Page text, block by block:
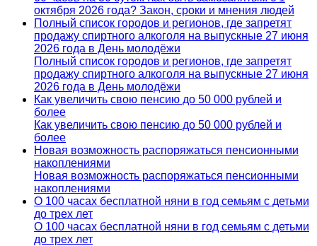
октября 2026 года? Закон, сроки и мнения людей
Полный список городов и регионов, где запретят
продажу спиртного алкоголя на выпускные 27 июня
2026 года в День молодёжи
Полный список городов и регионов, где запретят
продажу спиртного алкоголя на выпускные 27 июня
2026 года в День молодёжи
Как увеличить свою пенсию до 50 000 рублей и
более
Как увеличить свою пенсию до 50 000 рублей и
более
Новая возможность распоряжаться пенсионными
накоплениями
Новая возможность распоряжаться пенсионными
накоплениями
О 100 часах бесплатной няни в год семьям с детьми
до трех лет
О 100 часах бесплатной няни в год семьям с детьми
до трех лет